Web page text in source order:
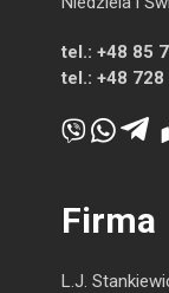
tel.: +48 85
tel.: +48
Firma
L.J.